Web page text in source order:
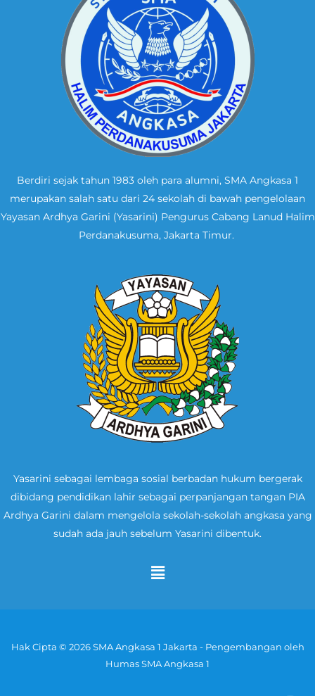
Berdiri sejak tahun 1983 oleh para alumni, SMA Angkasa 1
merupakan salah satu dari 24 sekolah di bawah pengelolaan
Yayasan Ardhya Garini (Yasarini) Pengurus Cabang Lanud Halim
Perdanakusuma, Jakarta Timur.
Yasarini sebagai lembaga sosial berbadan hukum bergerak
dibidang pendidikan lahir sebagai perpanjangan tangan PIA
Ardhya Garini dalam mengelola sekolah-sekolah angkasa yang
sudah ada jauh sebelum Yasarini dibentuk.
Menu
Hak Cipta © 2026 SMA Angkasa 1 Jakarta - Pengembangan oleh
Humas SMA Angkasa 1